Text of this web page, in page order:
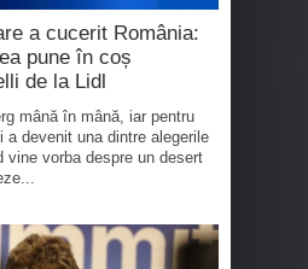
a cucerit România:
pune în coș
de la Lidl
mână în mână, iar pentru
a devenit una dintre alegerile
vine vorba despre un desert